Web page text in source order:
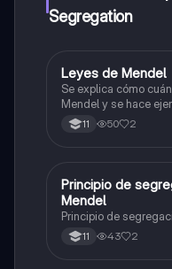
Segregation
Biologia
Leyes de Mendel
Se explica cómo
Mendel y se hace
claro11 50 2
Biologia
Principio de
Mendel
Principio de
11 43 2